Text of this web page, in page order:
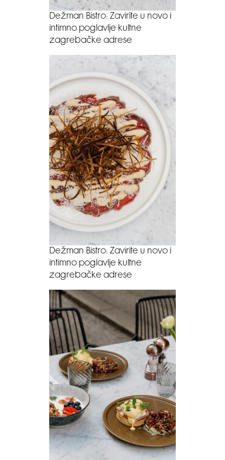
Dežman Bistro: Zavirite u novo i
intimno poglavlje kultne
zagrebačke adrese
Dežman Bistro: Zavirite u novo i
intimno poglavlje kultne
zagrebačke adrese